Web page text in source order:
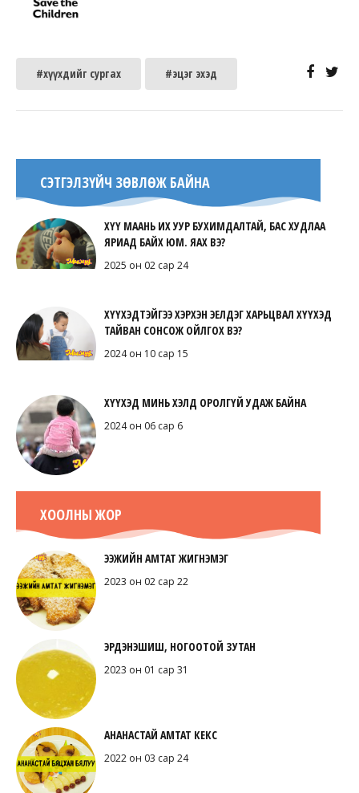
#хүүхдийг сургах #эцэг эхэд
СЭТГЭЛЗҮЙЧ ЗӨВЛӨЖ БАЙНА
ХҮҮ МААНЬ ИХ УУР БУХИМДАЛТАЙ, БАС ХУДЛАА
ЯРИАД БАЙХ ЮМ. ЯАХ ВЭ?
2025 он 02 сар 24
ХҮҮХЭДТЭЙГЭЭ ХЭРХЭН ЭЕЛДЭГ ХАРЬЦВАЛ ХҮҮХЭД
ТАЙВАН СОНСОЖ ОЙЛГОХ ВЭ?
2024 он 10 сар 15
ХҮҮХЭД МИНЬ ХЭЛД ОРОЛГҮЙ УДАЖ БАЙНА
2024 он 06 сар 6
ХООЛНЫ ЖОР
ЭЭЖИЙН АМТАТ ЖИГНЭМЭГ
2023 он 02 сар 22
ЭРДЭНЭШИШ, НОГООТОЙ ЗУТАН
2023 он 01 сар 31
АНАНАСТАЙ АМТАТ КЕКС
2022 он 03 сар 24